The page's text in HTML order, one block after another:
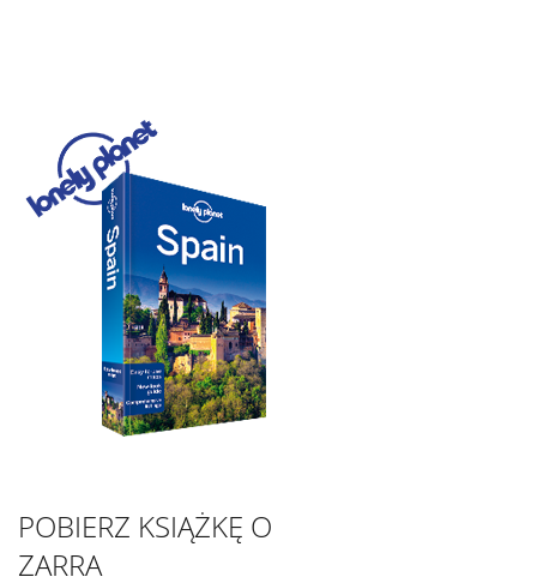
POBIERZ KSIĄŻKĘ O
ZARRA